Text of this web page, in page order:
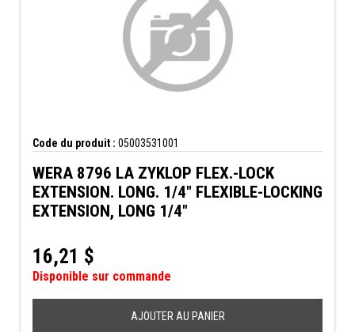
Code du produit : 05003531001
WERA 8796 LA ZYKLOP FLEX.-LOCK
EXTENSION. LONG. 1/4" FLEXIBLE-LOCKING
EXTENSION, LONG 1/4"
16,21 $
Disponible sur commande
AJOUTER AU PANIER